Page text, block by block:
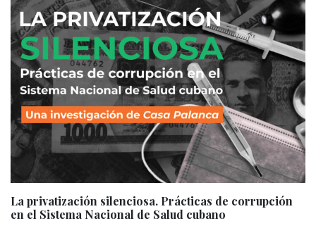
La privatización silenciosa. Prácticas de corrupción
en el Sistema Nacional de Salud cubano